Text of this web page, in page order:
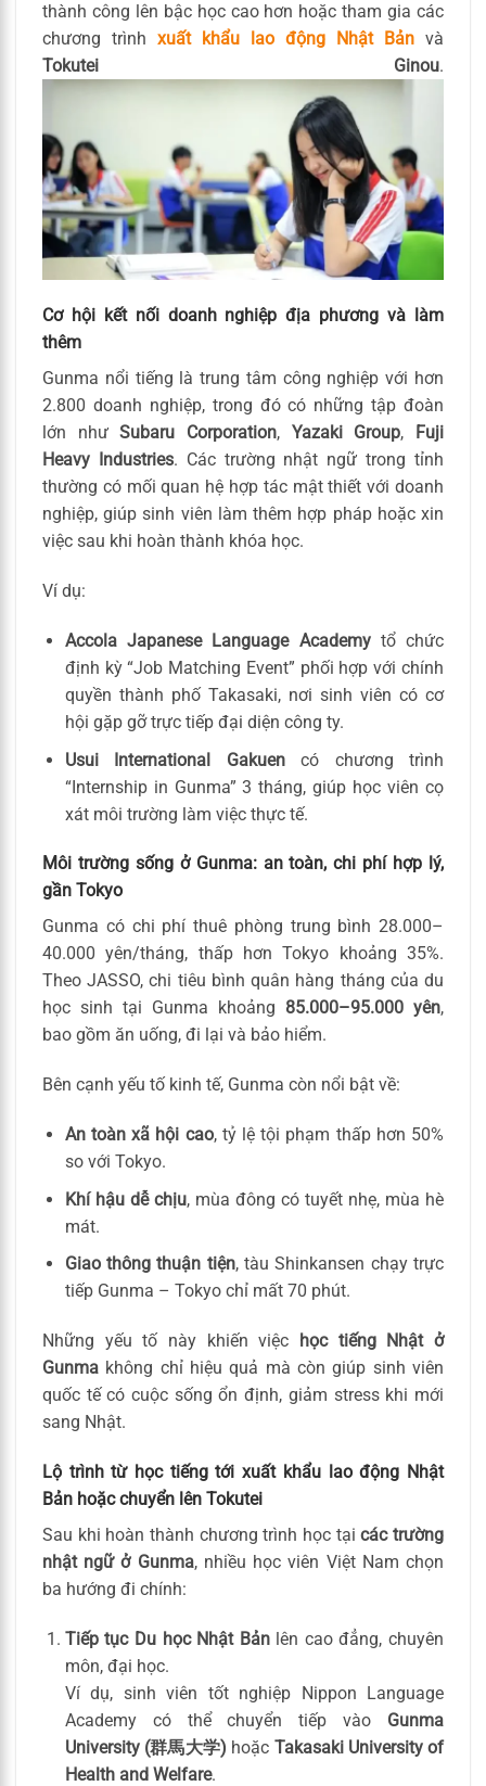
thành công lên bậc học cao hơn hoặc tham gia các
chương trình xuất khẩu lao động Nhật Bản và
Tokutei Ginou.
Cơ hội kết nối doanh nghiệp địa phương và làm
thêm
Gunma nổi tiếng là trung tâm công nghiệp với hơn
2.800 doanh nghiệp, trong đó có những tập đoàn
lớn nhưSubaru Corporation, Yazaki Group,
Fuji
Heavy Industries. Các trường nhật ngữ trong tỉnh
thường có mối quan hệ hợp tác mật thiết với doanh
nghiệp, giúp sinh viên làm thêm hợp pháp hoặc xin
việc sau khi hoàn thành khóa học.
Ví dụ:
Accola Japanese Language Academytổ chức
định kỳ “Job Matching Event” phối hợp với chính
quyền thành phố Takasaki, nơi sinh viên có cơ
hội gặp gỡ trực tiếp đại diện công ty.
Usui International Gakuencó chương trình
“Internship in Gunma” 3 tháng, giúp học viên cọ
xát môi trường làm việc thực tế.
Môi trường sống ở Gunma: an toàn, chi phí hợp lý,
gần Tokyo
Gunma có chi phí thuê phòng trung bình 28.000–
40.000 yên/tháng, thấp hơn Tokyo khoảng 35%.
Theo JASSO, chi tiêu bình quân hàng tháng của du
học sinh tại Gunma khoảng 85.000–95.000 yên,
bao gồm ăn uống, đi lại và bảo hiểm.
Bên cạnh yếu tố kinh tế, Gunma còn nổi bật về:
An toàn xã hội cao, tỷ lệ tội phạm thấp hơn 50%
so với Tokyo.
Khí hậu dễ chịu, mùa đông có tuyết nhẹ, mùa hè
mát.
Giao thông thuận tiện, tàu Shinkansen chạy trực
tiếp Gunma – Tokyo chỉ mất 70 phút.
Những yếu tố này khiến việc học tiếng Nhật ở
Gunma không chỉ hiệu quả mà còn giúp sinh viên
quốc tế có cuộc sống ổn định, giảm stress khi mới
sang Nhật.
Lộ trình từ học tiếng tới xuất khẩu lao động Nhật
Bản hoặc chuyển lên Tokutei
Sau khi hoàn thành chương trình học tạicác trường
nhật ngữ ở Gunma, nhiều học viên Việt Nam chọn
ba hướng đi chính:
Tiếp tục Du học Nhật Bảnlên cao đẳng, chuyên
môn, đại học.
Ví dụ, sinh viên tốt nghiệp Nippon Language
Academy có thể chuyển tiếp vào Gunma
University (群馬大学) hoặc Takasaki University of
Health and Welfare.